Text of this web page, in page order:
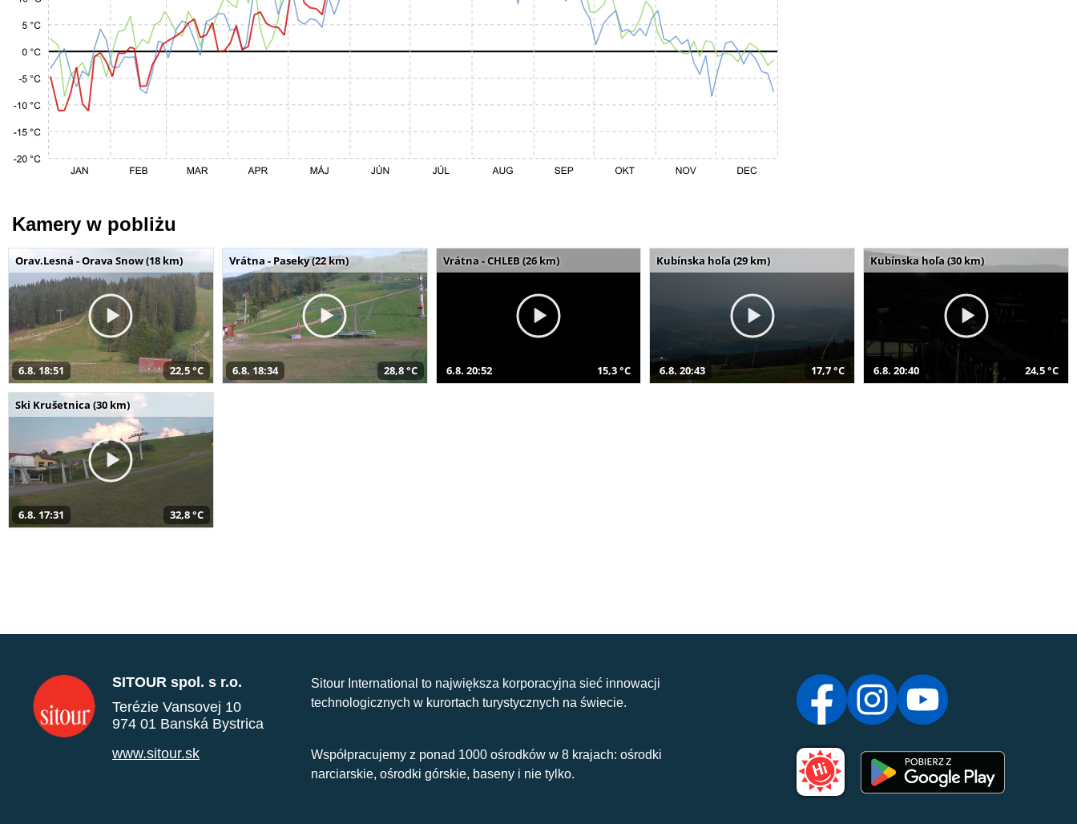
Kamery w pobliżu
Orav.Lesná - Orava Snow (18 km)
6.8. 18:51 22,5 °C
Vrátna - Paseky (22 km)
6.8. 18:34 28,8 °C
Vrátna - CHLEB (26 km)
6.8. 20:52 15,3 °C
Kubínska hoľa (29 km)
6.8. 20:43 17,7 °C
Kubínska hoľa (30 km)
6.8. 20:40 24,5 °C
Ski Krušetnica (30 km)
6.8. 17:31 32,8 °C
SITOUR spol. s r.o.
Terézie Vansovej 10
974 01 Banská Bystrica
www.sitour.sk
Sitour International to największa korporacyjna sieć innowacji
technologicznych w kurortach turystycznych na świecie.
Współpracujemy z ponad 1000 ośrodków w 8 krajach: ośrodki
narciarskie, ośrodki górskie, baseny i nie tylko.